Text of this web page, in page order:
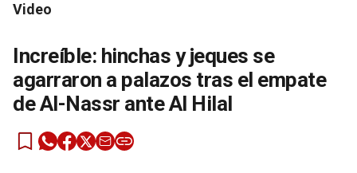
Video
Increíble: hinchas y jeques se
agarraron a palazos tras el empate
de Al-Nassr ante Al Hilal